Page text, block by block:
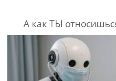
А как ТЫ